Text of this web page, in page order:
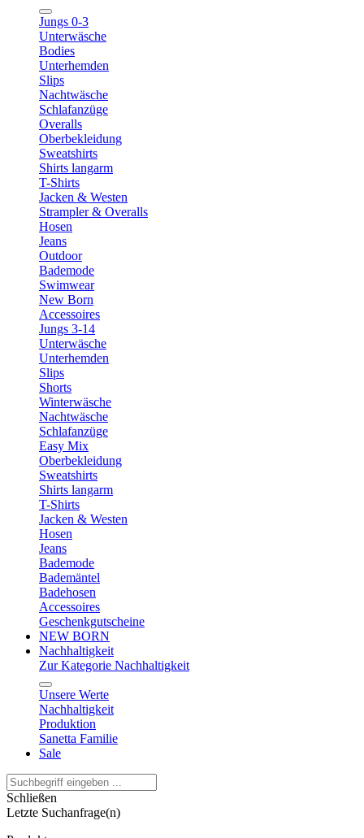
Jungs 0-3
Unterwäsche
Bodies
Unterhemden
Slips
Nachtwäsche
Schlafanzüge
Overalls
Oberbekleidung
Sweatshirts
Shirts langarm
T-Shirts
Jacken & Westen
Strampler & Overalls
Hosen
Jeans
Outdoor
Bademode
Swimwear
New Born
Accessoires
Jungs 3-14
Unterwäsche
Unterhemden
Slips
Shorts
Winterwäsche
Nachtwäsche
Schlafanzüge
Easy Mix
Oberbekleidung
Sweatshirts
Shirts langarm
T-Shirts
Jacken & Westen
Hosen
Jeans
Bademode
Bademäntel
Badehosen
Accessoires
Geschenkgutscheine
NEW BORN
Nachhaltigkeit
Zur Kategorie Nachhaltigkeit
Unsere Werte
Nachhaltigkeit
Produktion
Sanetta Familie
Sale
Schließen
Letzte Suchanfrage(n)